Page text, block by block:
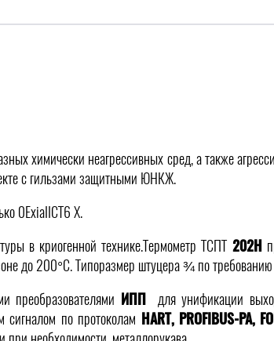
химически неагрессивных сред, а также
с гильзами защитными ЮНКЖ.
0ExiaIICT6 X.
в криогенной технике.Термометр ТСПТ 202Н
до 200°С. Типоразмер штуцера ¾ по требованию
преобразователями ИПП для унификации
по протоколам HART, PROFIBUS-PA,